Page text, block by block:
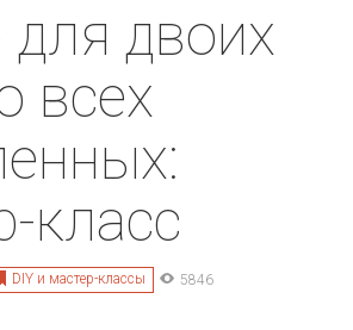
двоих
всех
класс
DIY и мастер-классы 5846